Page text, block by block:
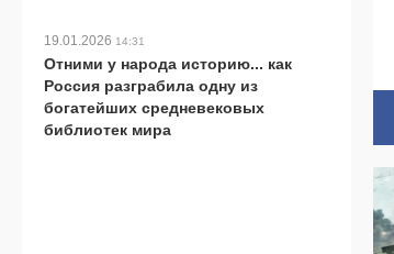
19.01.2026 14:31
Отними у народа историю... как
Россия разграбила одну из
богатейших средневековых
библиотек мира